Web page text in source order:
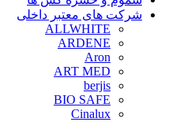
شرکت های معتبر داخلی
ALLWHITE
ARDENE
Aron
ART MED
berjis
BIO SAFE
Cinalux